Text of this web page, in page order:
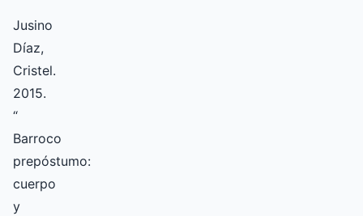
Jusino
Díaz,
Cristel.
2015.
“
Barroco
prepóstumo:
cuerpo
y